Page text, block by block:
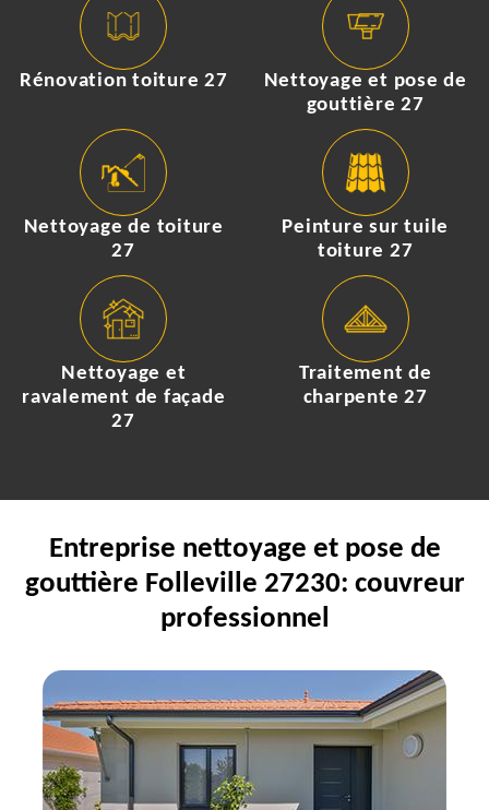
Rénovation toiture 27
Nettoyage et pose de
gouttière 27
Nettoyage de toiture
27
Peinture sur tuile
toiture 27
Nettoyage et
ravalement de façade
27
Traitement de
charpente 27
Entreprise nettoyage et pose de
gouttière Folleville 27230: couvreur
professionnel